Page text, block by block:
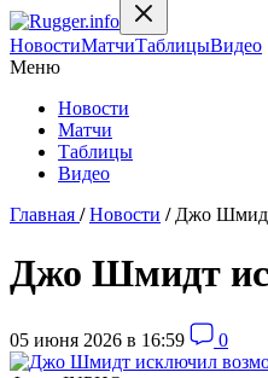
НовостиМатчиТаблицыВидео
Меню
Новости
Матчи
Таблицы
Видео
Главная / Новости / Джо Шмидт
Джо Шмидт
05 июня 2026 в 16:59 0